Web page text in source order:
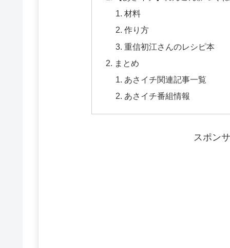
材料
作り方
重信初江さんのレシピ本
まとめ
あさイチ関連記事一覧
あさイチ番組情報
スポン